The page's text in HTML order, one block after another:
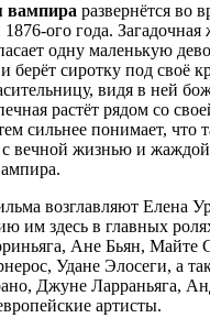
вампира развернётся во
ого года.
одну маленькую
берёт сиротку под своё
видя в ней
растёт рядом со
сильнее понимает, что
с вечной жизнью и
возглавляют Елена
им здесь в главных
Ане Бьян, Майте
Удане Элосеги, а
Джуне Ларраньяга,
артисты.